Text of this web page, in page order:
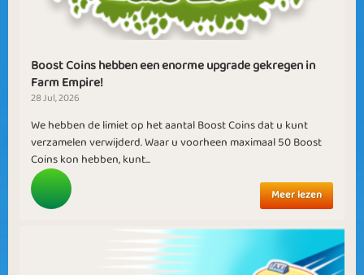
Boost Coins hebben een enorme upgrade gekregen in
Farm Empire!
28 Jul, 2026
We hebben de limiet op het aantal Boost Coins dat u kunt
verzamelen verwijderd. Waar u voorheen maximaal 50 Boost
Coins kon hebben, kunt...
Meer lezen